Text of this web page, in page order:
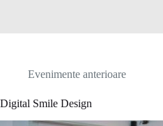
Evenimente anterioare
Digital Smile Design